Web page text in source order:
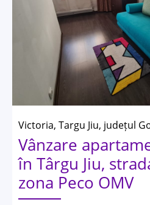
Victoria, Targu Jiu, județul
Vânzare
în Târgu Jiu,
zona Peco OMV